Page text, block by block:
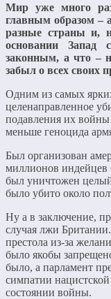
Мир уже много раз
главным образом –
разные страны и,
основании Запад
законным, а что –
забыл о всех своих
Одним из самых
целенаправленное
подавления их войны
меньше геноцида
Был организован
миллионов индейцев
был уничтожен
было убито около
Ну а в заключение,
случая лжи
престола из-за
было якобы
было, а парламент
симпатии
состоянии войны.